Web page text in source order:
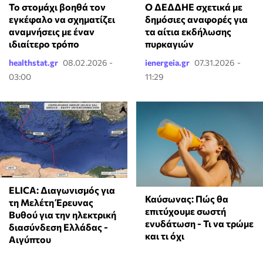
Το στομάχι βοηθά τον
εγκέφαλο να σχηματίζει
αναμνήσεις με έναν
ιδιαίτερο τρόπο
healthstat.gr 08.02.2026 -
03:00
Ο ΔΕΔΔΗΕ σχετικά με
δημόσιες αναφορές για
τα αίτια εκδήλωσης
πυρκαγιών
ienergeia.gr 07.31.2026 -
11:29
ELICA: Διαγωνισμός για
τη Μελέτη Έρευνας
Βυθού για την ηλεκτρική
διασύνδεση Ελλάδας -
Αιγύπτου
Καύσωνας: Πώς θα
επιτύχουμε σωστή
ενυδάτωση - Τι να τρώμε
και τι όχι